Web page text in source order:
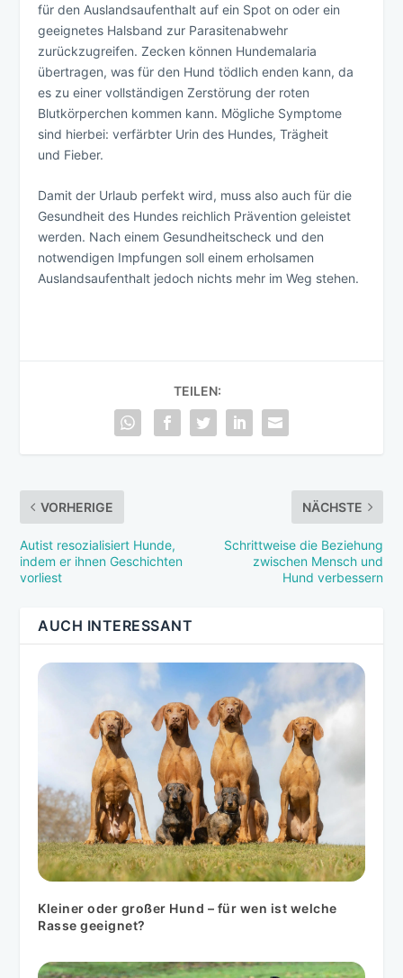
für den Auslandsaufenthalt auf ein Spot on oder ein
geeignetes Halsband zur Parasitenabwehr
zurückzugreifen. Zecken können Hundemalaria
übertragen, was für den Hund tödlich enden kann, da
es zu einer vollständigen Zerstörung der roten
Blutkörperchen kommen kann. Mögliche Symptome
sind hierbei: verfärbter Urin des Hundes, Trägheit
und Fieber.
Damit der Urlaub perfekt wird, muss also auch für die
Gesundheit des Hundes reichlich Prävention geleistet
werden. Nach einem Gesundheitscheck und den
notwendigen Impfungen soll einem erholsamen
Auslandsaufenthalt jedoch nichts mehr im Weg stehen.
TEILEN:
VORHERIGE
Autist resozialisiert Hunde,
indem er ihnen Geschichten
vorliest
NÄCHSTE
Schrittweise die Beziehung
zwischen Mensch und
Hund verbessern
AUCH INTERESSANT
Kleiner oder großer Hund – für wen ist welche
Rasse geeignet?